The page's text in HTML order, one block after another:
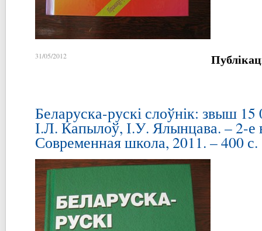
31/05/2012
Беларуска-рускі слоўнік: звыш 15
І.Л. Капылоў, І.У. Ялынцава. – 2-е
Современная школа, 2011. – 400 с.